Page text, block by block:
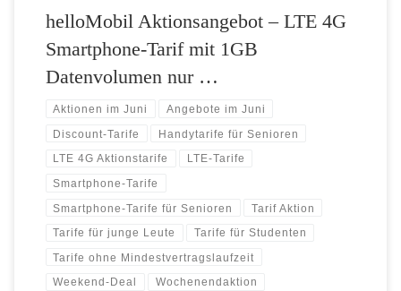
helloMobil Aktionsangebot – LTE 4G
Smartphone-Tarif mit 1GB
Datenvolumen nur …
Aktionen im Juni Angebote im Juni
Discount-Tarife Handytarife für Senioren
LTE 4G Aktionstarife LTE-Tarife
Smartphone-Tarife
Smartphone-Tarife für Senioren Tarif Aktion
Tarife für junge Leute Tarife für Studenten
Tarife ohne Mindestvertragslaufzeit
Weekend-Deal Wochenendaktion